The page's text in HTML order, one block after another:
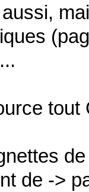
de ->